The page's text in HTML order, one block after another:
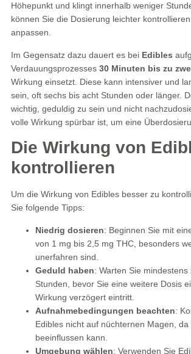
Höhepunkt und klingt innerhalb weniger
können Sie die Dosierung leichter
anpassen.
Im Gegensatz dazu dauert es bei Edibles
Verdauungsprozesses 30 Minuten bis zu
Wirkung einsetzt. Diese kann intensiver und
sein, oft sechs bis acht Stunden oder länger.
wichtig, geduldig zu sein und nicht
volle Wirkung spürbar ist, um eine
Die Wirkung von
kontrollieren
Um die Wirkung von Edibles besser zu
Sie folgende Tipps:
Niedrig dosieren: Beginnen Sie mit
von 1 mg bis 2,5 mg THC, besonders
unerfahren sind.
Geduld haben: Warten Sie mindestens
Stunden, bevor Sie eine weitere Dosis
Wirkung verzögert eintritt.
Aufnahmebedingungen beachten:
Edibles nicht auf nüchternen Magen,
beeinflussen kann.
Umgebung wählen: Verwenden Sie